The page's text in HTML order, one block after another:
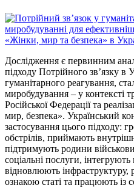
Дослідження є первинним
підходу Потрійного зв’язку в
гуманітарного реагування,
миробудування – у контексті
Російської Федерації та
мир, безпека». Український
застосування цього підходу:
обстрілів, приймають
підтримують родини
соціальні послуги, інтегрують
відновлюють інфраструктуру,
ознакою статі та працюють із